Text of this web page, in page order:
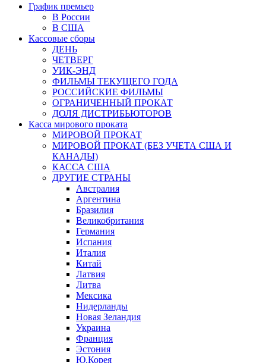
График премьер
В России
В США
Кассовые сборы
ДЕНЬ
ЧЕТВЕРГ
УИК-ЭНД
ФИЛЬМЫ ТЕКУЩЕГО ГОДА
РОССИЙСКИЕ ФИЛЬМЫ
ОГРАНИЧЕННЫЙ ПРОКАТ
ДОЛЯ ДИСТРИБЬЮТОРОВ
Касса мирового проката
МИРОВОЙ ПРОКАТ
МИРОВОЙ ПРОКАТ (БЕЗ УЧЕТА США И
КАНАДЫ)
КАССА США
ДРУГИЕ СТРАНЫ
Австралия
Аргентина
Бразилия
Великобритания
Германия
Испания
Италия
Китай
Латвия
Литва
Мексика
Нидерланды
Новая Зеландия
Украина
Франция
Эстония
Ю.Корея